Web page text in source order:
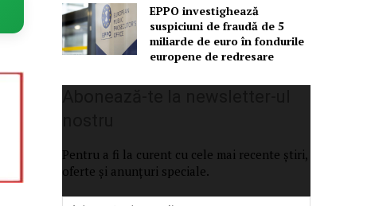
EPPO investighează
suspiciuni de fraudă de 5
miliarde de euro în fondurile
europene de redresare
Pentru a fi la curent cu cele mai recente știri,
oferte și anunțuri speciale.